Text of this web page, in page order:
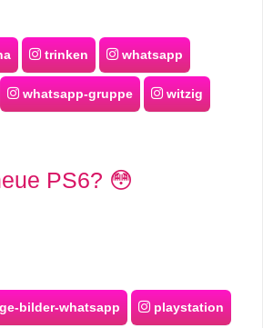
trinken whatsapp
whatsapp-gruppe witzig
PS6? 😳
bilder-whatsapp playstation